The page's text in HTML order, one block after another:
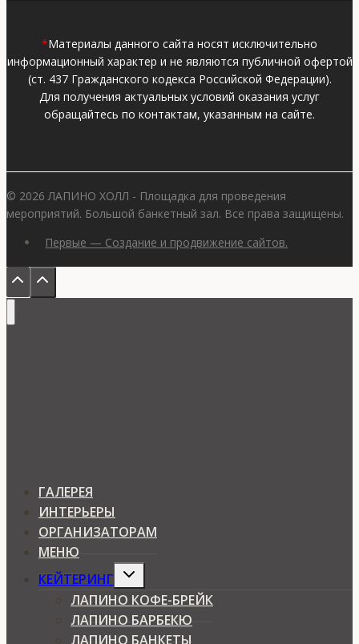
*Материалы данного сайта носят исключительно
информационный характер и не являются публичной офертой
(ст. 437 Гражданского кодекса Российской Федерации).
Для получения актуальных условий оказания услуг
обращайтесь по контактам, указанным на сайте.
© 2026 ЛАПИНО ХОЛЛ - Площадка для проведения
мероприятий. Большой банкетный зал. Все права защищены.
Первые — Создание и продвижение сайтов.
ГАЛЕРЕЯ
ИНТЕРЬЕРЫ
ОРГАНИЗАТОРАМ
МЕНЮ
КЕЙТЕРИНГ
Expand
menu
ЛАПИНО КОФЕ-БРЕЙК
ЛАПИНО БАРБЕКЮ
ЛАПИНО БАНКЕТЫ